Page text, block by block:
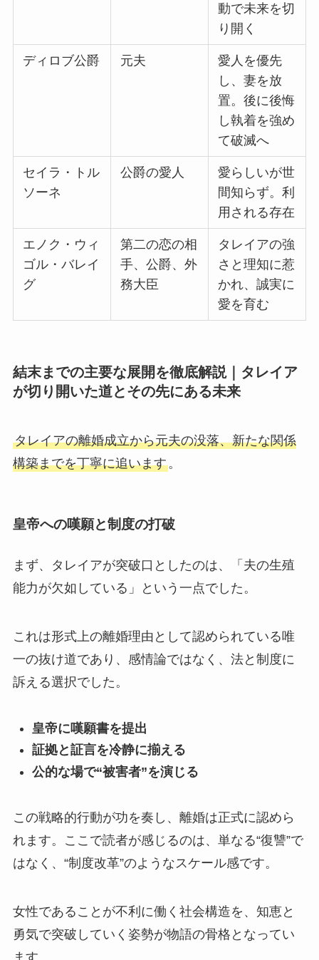
動で未来を切
り開く
ディロブ公爵 元夫
愛人を優先
し、妻を放
置。後に後悔
し執着を強め
て破滅へ
セイラ・トル
ソーネ
公爵の愛人
愛らしいが世
間知らず。利
用される存在
エノク・ウィ
ゴル・バレイ
グ
第二の恋の相
手、公爵、外
務大臣
タレイアの強
さと理知に惹
かれ、誠実に
愛を育む
結末までの主要な展開を徹底解説｜タレイア
が切り開いた道とその先にある未来
タレイアの離婚成立から元夫の没落、新たな関係
構築までを丁寧に追います。
皇帝への嘆願と制度の打破
まず、タレイアが突破口としたのは、「夫の生殖
能力が欠如している」という一点でした。
これは形式上の離婚理由として認められている唯
一の抜け道であり、感情論ではなく、法と制度に
訴える選択でした。
皇帝に嘆願書を提出
証拠と証言を冷静に揃える
公的な場で“被害者”を演じる
この戦略的行動が功を奏し、離婚は正式に認めら
れます。ここで読者が感じるのは、単なる“復讐”で
はなく、“制度改革”のようなスケール感です。
女性であることが不利に働く社会構造を、知恵と
勇気で突破していく姿勢が物語の骨格となってい